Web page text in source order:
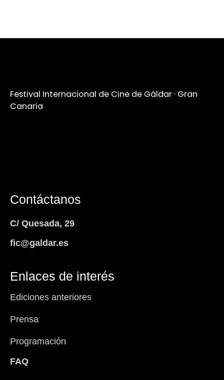
Festival Internacional de Cine de Gáldar · Gran
Canaria
Contáctanos
C/ Quesada, 29
fic@galdar.es
Enlaces de interés
Ediciones anteriores
Prensa
Programación
FAQ